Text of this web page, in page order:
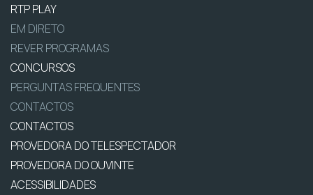
RTP PLAY
EM DIRETO
REVER PROGRAMAS
CONCURSOS
PERGUNTAS FREQUENTES
CONTACTOS
CONTACTOS
PROVEDORA DO TELESPECTADOR
PROVEDORA DO OUVINTE
ACESSIBILIDADES